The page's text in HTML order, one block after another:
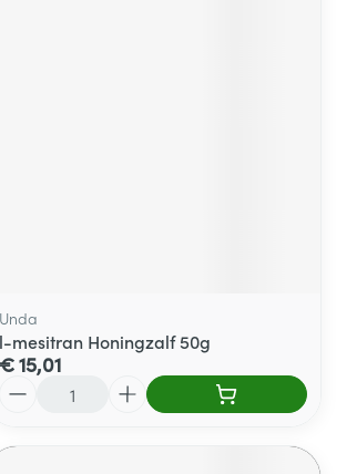
Unda
l-mesitran Honingzalf 50g
€ 15,01